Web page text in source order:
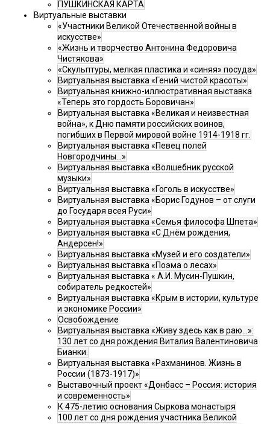
ПУШКИНСКАЯ КАРТА
Виртуальные выставки
«Участники Великой Отечественной войны в
искусстве»
«Жизнь и творчество Антонина Федоровича
Чистякова»
«Скульптуры, мелкая пластика и «синяя» посуда»
Виртуальная выставка «Гений чистой красоты»
Виртуальная книжно-иллюстративная выставка
«Теперь это гордость Боровичан»
Виртуальная выставка «Великая и неизвестная
война», к Дню памяти российских воинов,
погибших в Первой мировой войне 1914-1918 гг.
Виртуальная выставка «Певец полей
Новгородчины…»
Виртуальная выставка «Волшебник русской
музыки»
Виртуальная выставка «Гоголь в искусстве»
Виртуальная выставка «Борис Годунов – от слуги
до Государя всея Руси»
Виртуальная выставка «Семья философа Шпета»
Виртуальная выставка «С Днём рождения,
Андерсен!»
Виртуальная выставка «Музей и его создатели»
Виртуальная выставка «Поэма о лесах»
Виртуальная выставка « А.И. Мусин-Пушкин,
собиратель редкостей»
Виртуальная выставка «Крым в истории, культуре
и экономике России»
Освобождение
Виртуальная выставка «Живу здесь как в раю…»:
130 лет со дня рождения Виталия Валентиновича
Бианки.
Виртуальная выставка «Рахманинов. Жизнь в
России (1873-1917)»
Выставочный проект «Донбасс – Россия: история
и современность»
К 475-летию основания Сыркова монастыря
100 лет со дня рождения участника Великой